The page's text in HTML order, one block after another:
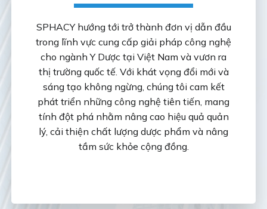
SPHACY hướng tới trở thành đơn vị dẫn đầu
trong lĩnh vực cung cấp giải pháp công nghệ
cho ngành Y Dược tại Việt Nam và vươn ra
thị trường quốc tế. Với khát vọng đổi mới và
sáng tạo không ngừng, chúng tôi cam kết
phát triển những công nghệ tiên tiến, mang
tính đột phá nhằm nâng cao hiệu quả quản
lý, cải thiện chất lượng dược phẩm và nâng
tầm sức khỏe cộng đồng.